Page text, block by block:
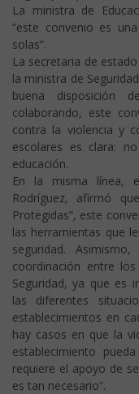
La ministra de
“este convenio es
solas”.
La secretaria de
la ministra de
buena disposición
colaborando, este
contra la violencia y
escolares es clara:
educación.
En la misma línea,
Rodríguez, afirmó
Protegidas”, este
las herramientas que
seguridad.
coordinación entre
Seguridad, ya que es
las diferentes
establecimientos en
hay casos en que la
establecimiento
requiere el apoyo de
es tan necesario”.